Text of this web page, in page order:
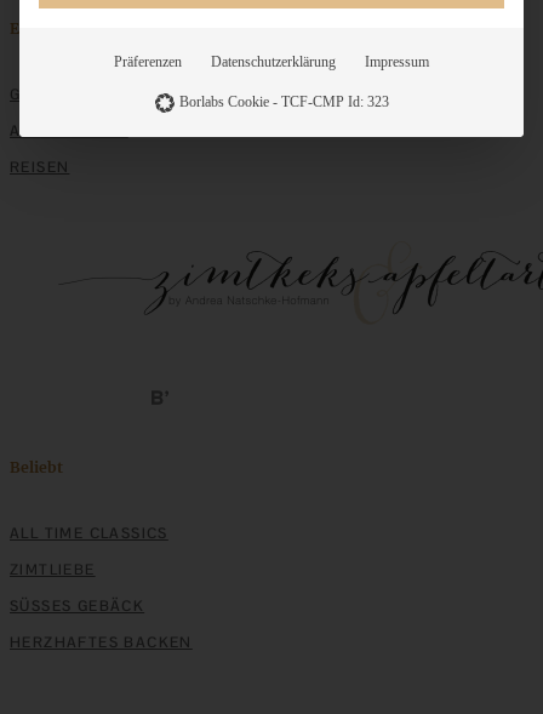
Entdecken
GRUNDLAGEN
ALLE REZEPTE
REISEN
Beliebt
ALL TIME CLASSICS
ZIMTLIEBE
SÜSSES GEBÄCK
HERZHAFTES BACKEN
Präferenzen Datenschutzerklärung Impressum
Borlabs Cookie - TCF-CMP Id: 323